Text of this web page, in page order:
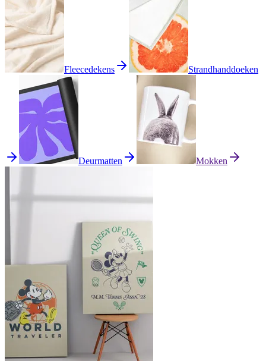
Fleecedekens Strandhanddoeken
Deurmatten Mokken